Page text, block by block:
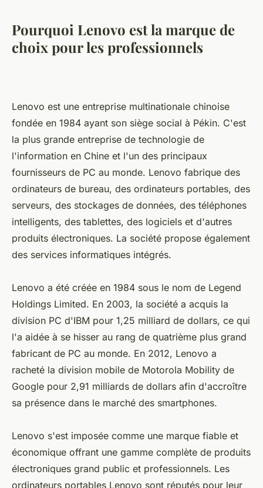
Pourquoi Lenovo est la marque de
choix pour les professionnels
Lenovo est une entreprise multinationale chinoise
fondée en 1984 ayant son siège social à Pékin. C'est
la plus grande entreprise de technologie de
l'information en Chine et l'un des principaux
fournisseurs de PC au monde. Lenovo fabrique des
ordinateurs de bureau, des ordinateurs portables, des
serveurs, des stockages de données, des téléphones
intelligents, des tablettes, des logiciels et d'autres
produits électroniques. La société propose également
des services informatiques intégrés.
Lenovo a été créée en 1984 sous le nom de Legend
Holdings Limited. En 2003, la société a acquis la
division PC d'IBM pour 1,25 milliard de dollars, ce qui
l'a aidée à se hisser au rang de quatrième plus grand
fabricant de PC au monde. En 2012, Lenovo a
racheté la division mobile de Motorola Mobility de
Google pour 2,91 milliards de dollars afin d'accroître
sa présence dans le marché des smartphones.
Lenovo s'est imposée comme une marque fiable et
économique offrant une gamme complète de produits
électroniques grand public et professionnels. Les
ordinateurs portables Lenovo sont réputés pour leur